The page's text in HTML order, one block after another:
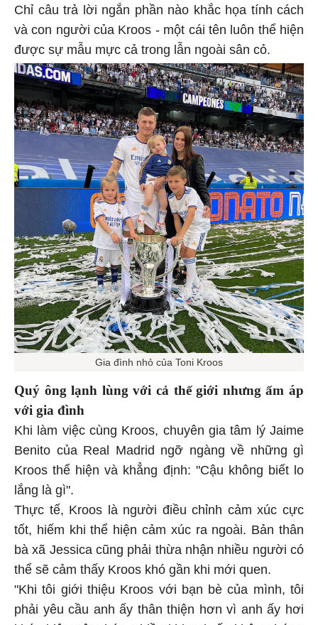
Chỉ câu trả lời ngắn phần nào khắc họa tính cách
và con người của Kroos - một cái tên luôn thể hiện
được sự mẫu mực cả trong lẫn ngoài sân cỏ.
Gia đình nhỏ của Toni Kroos
Quý ông lạnh lùng với cả thế giới nhưng ấm áp
với gia đình
Khi làm việc cùng Kroos, chuyên gia tâm lý Jaime
Benito của Real Madrid ngỡ ngàng về những gì
Kroos thể hiện và khẳng định: "Cậu không biết lo
lắng là gì".
Thực tế, Kroos là người điều chỉnh cảm xúc cực
tốt, hiếm khi thể hiện cảm xúc ra ngoài. Bản thân
bà xã Jessica cũng phải thừa nhận nhiều người có
thể sẽ cảm thấy Kroos khó gần khi mới quen.
"Khi tôi giới thiệu Kroos với bạn bè của mình, tôi
phải yêu cầu anh ấy thân thiện hơn vì anh ấy hơi